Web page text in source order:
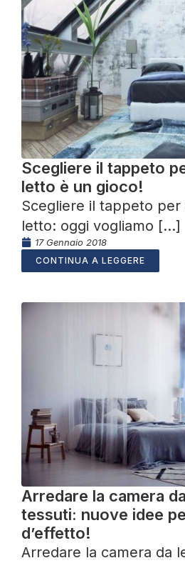
Scegliere il tappeto
letto è un gioco!
Scegliere il tappeto per
letto: oggi vogliamo [...]
17 Gennaio 2018
CONTINUA A LEGGERE
Arredare la camera
tessuti: nuove idee
d’effetto!
Arredare la camera da